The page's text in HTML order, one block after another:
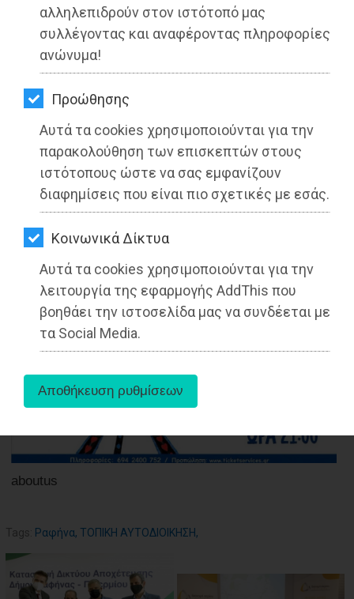
αλληλεπιδρούν στον ιστότοπό μας
συλλέγοντας και αναφέροντας πληροφορίες
ανώνυμα!
Προώθησης
Αυτά τα cookies χρησιμοποιούνται για την
παρακολούθηση των επισκεπτών στους
ιστότοπους ώστε να σας εμφανίζουν
διαφημίσεις που είναι πιο σχετικές με εσάς.
Kοινωνικά Δίκτυα
Αυτά τα cookies χρησιμοποιούνται για την
λειτουργία της εφαρμογής AddThis που
βοηθάει την ιστοσελίδα μας να συνδέεται με
τα Social Media.
ΕΞΟΔΟΣ
ΠΕΡΙΒΑΛΛΟΝ
ΚΑΤΟΙΚΙΔΙΟ
ΑΓΓΕΛΙΕΣ
ΕΦΗΜΕΡΙΔΕΣ
OΔΗΓΟΣ
ΑΓΟΡΑΣ
ΨΙΘΥΡΟΙ
ΑΠΟΣΤΟΛΗ
ΑΡΘΡΩΝ
ΔΗΜΟΣ ΡΑΦΗΝΑΣ-ΠΙΚΕΡΜΙΟΥ: Πρόσω
ολοταχώς με μπροστάρη τον
Δήμαρχο Βαγγέλη Μπουρνούς
Διαβάστηκε 4728 φορές
10-10-2021
Από τo Dimotisnews
aboutus
Tags: Ραφήνα, ΤΟΠΙΚΗ ΑΥΤΟΔΙΟΙΚΗΣΗ,